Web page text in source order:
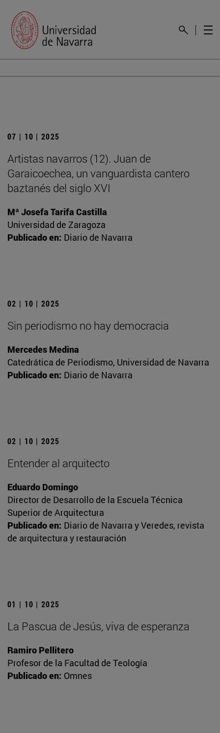
07 | 10 | 2025
Artistas navarros (12). Juan de
Garaicoechea, un vanguardista cantero
baztanés del siglo XVI
Mª Josefa Tarifa Castilla
Universidad de Zaragoza
Publicado en: Diario de Navarra
02 | 10 | 2025
Sin periodismo no hay democracia
Mercedes Medina
Catedrática de Periodismo, Universidad de Navarra
Publicado en: Diario de Navarra
02 | 10 | 2025
Entender al arquitecto
Eduardo Domingo
Director de Desarrollo de la Escuela Técnica
Superior de Arquitectura
Publicado en: Diario de Navarra y Veredes, revista
de arquitectura y restauración
01 | 10 | 2025
La Pascua de Jesús, viva de esperanza
Ramiro Pellitero
Profesor de la Facultad de Teología
Publicado en: Omnes